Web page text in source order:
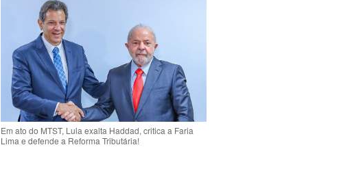
Em ato do MTST, Lula exalta Haddad, critica a Faria
Lima e defende a Reforma Tributária!